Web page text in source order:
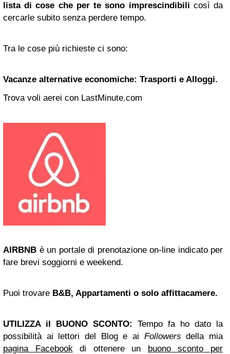
lista di cose che per te sono imprescindibili così da
cercarle subito senza perdere tempo.
Tra le cose più richieste ci sono:
Vacanze alternative economiche: Trasporti e Alloggi.
Trova voli aerei con LastMinute.com
AIRBNB è un portale di prenotazione on-line indicato per
fare brevi soggiorni e weekend.
Puoi trovare B&B, Appartamenti o solo affittacamere.
UTILIZZA il BUONO SCONTO:
Tempo fa ho dato la
possibilità ai lettori del Blog e ai Followersdella mia
pagina Facebookdi ottenere un buono sconto per